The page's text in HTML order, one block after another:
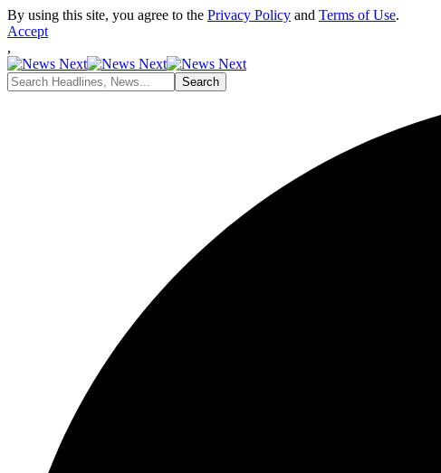
By using this site, you agree to the Privacy Policy and Terms of Use.
Accept
,